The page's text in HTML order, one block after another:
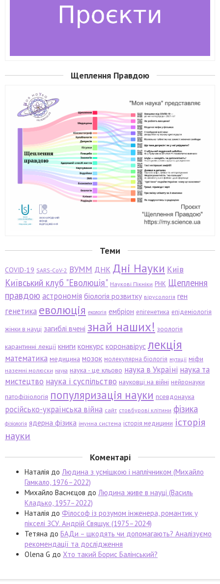
Щеплення Правдою
Теми
COVID-19 SARS-CoV-2 ВУММ ДНК Дні Науки Київ
Київський клуб "Еволюція" Наукові Пікніки РНК Щеплення
правдою астрономія біологія розвитку вірусологія ген
генетика еволюція екологія ембріон епігенетика епідеміологія
жінки в науці загиблі вчені знай наших! зоологія
карантинні лекції книги конкурс коронавірус лекція
математика медицина мозок молекулярна біологія мутації міфи
наземні молюски наука наука - це кльово наука в Україні наука та
мистецтво наука і суспільство науковці на війні нейронауки
патофізіологія популяризація науки псевдонаука
російсько-українська війна сайт стовбурові клітини фізика
фізіологія ядерна фізика імунна система історія медицини історія
науки
Коментарі
Наталія до Людина з усмішкою і наплічником (Михайло
Гамкало, 1976–2022)
Михайло Васнєцов до Людина живе в науці (Василь
Кладько, 1957–2022)
Наталія до Філософ із розумом інженера, романтик у
пікселі ЗСУ. Андрій Свящук (1975–2024)
Тетяна до БАДи – шкодять чи допомагають? Аналізуємо
рекомендації та дослідження
Olena G до Хто такий Борис Балінський?